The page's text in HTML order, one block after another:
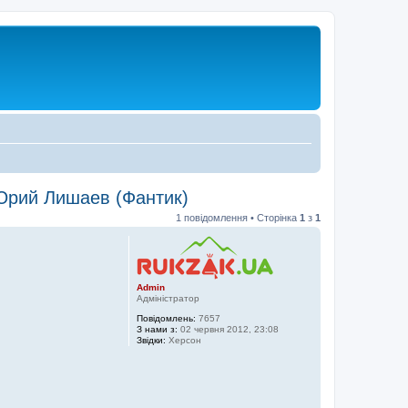
Лишаев (Фантик)
1 повідомлення • Сторінка 1 з 1
Admin
Адміністратор
Повідомлень: 7657
З нами з: 02 червня 2012, 23:08
Звідки: Херсон